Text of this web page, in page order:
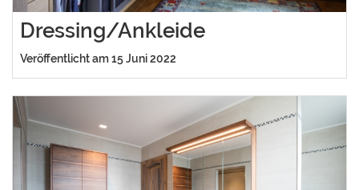
Dressing/Ankleide
Veröffentlicht am 15 Juni 2022